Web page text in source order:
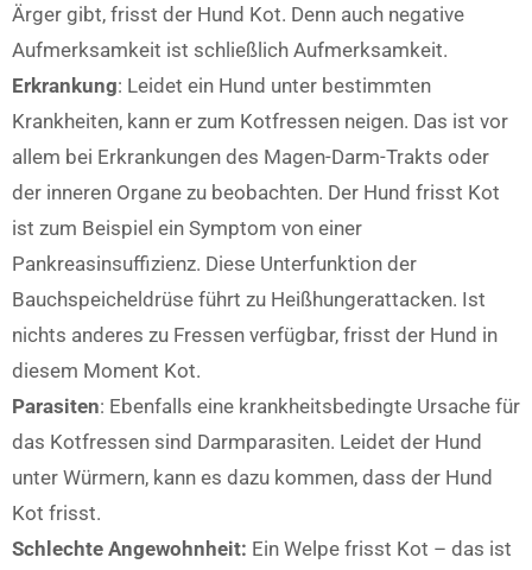
Ärger gibt, frisst der Hund Kot. Denn auch negative
Aufmerksamkeit ist schließlich Aufmerksamkeit.
Erkrankung: Leidet ein Hund unter bestimmten
Krankheiten, kann er zum Kotfressen neigen. Das ist vor
allem bei Erkrankungen des Magen-Darm-Trakts oder
der inneren Organe zu beobachten. Der Hund frisst Kot
ist zum Beispiel ein Symptom von einer
Pankreasinsuffizienz. Diese Unterfunktion der
Bauchspeicheldrüse führt zu Heißhungerattacken. Ist
nichts anderes zu Fressen verfügbar, frisst der Hund in
diesem Moment Kot.
Parasiten: Ebenfalls eine krankheitsbedingte Ursache für
das Kotfressen sind Darmparasiten. Leidet der Hund
unter Würmern, kann es dazu kommen, dass der Hund
Kot frisst.
Schlechte Angewohnheit: Ein Welpe frisst Kot – das ist